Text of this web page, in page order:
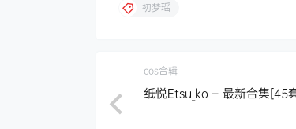
初梦瑶
cos合辑
纸悦Etsu_ko – 最新合集[45